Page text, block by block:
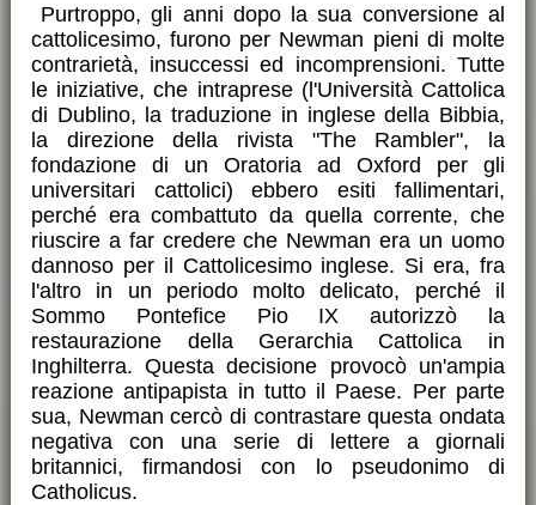
Purtroppo, gli anni dopo la sua conversione al
cattolicesimo, furono per Newman pieni di molte
contrarietà, insuccessi ed incomprensioni. Tutte
le iniziative, che intraprese (l'Università Cattolica
di Dublino, la traduzione in inglese della Bibbia,
la direzione della rivista "The Rambler", la
fondazione di un Oratoria ad Oxford per gli
universitari cattolici) ebbero esiti fallimentari,
perché era combattuto da quella corrente, che
riuscire a far credere che Newman era un uomo
dannoso per il Cattolicesimo inglese. Si era, fra
l'altro in un periodo molto delicato, perché il
Sommo Pontefice Pio IX autorizzò la
restaurazione della Gerarchia Cattolica in
Inghilterra. Questa decisione provocò un'ampia
reazione antipapista in tutto il Paese. Per parte
sua, Newman cercò di contrastare questa ondata
negativa con una serie di lettere a giornali
britannici, firmandosi con lo pseudonimo di
Catholicus.